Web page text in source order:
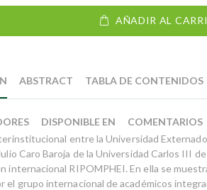
AÑADIR AL
entre la Universidad
Caro Baroja de la Universidad Carlos III
internacional RIPOMPHEI. En ella se
el grupo internacional de académicos
ABSTRACT TABLA DE CONTENIDOS
DISPONIBLE EN COMENTARIOS